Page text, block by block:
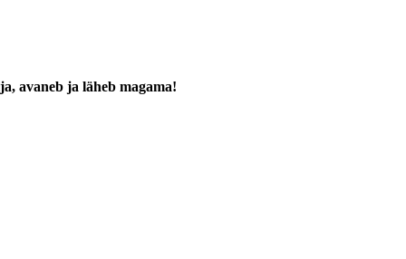
avaneb ja läheb magama!